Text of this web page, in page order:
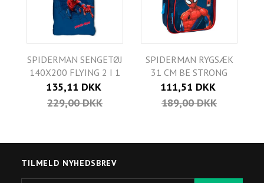
SPIDERMAN SENGETØJ
140X200 FLYING 2 I 1
135,11 DKK
229,00 DKK
SPIDERMAN RYGSÆK
31 CM BE STRONG
111,51 DKK
189,00 DKK
TILMELD NYHEDSBREV